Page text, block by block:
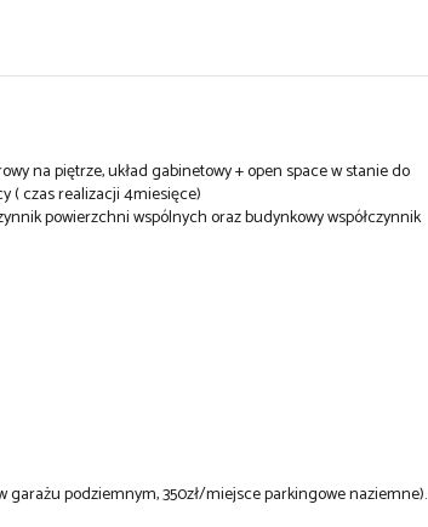
na piętrze, układ gabinetowy + open space w stanie do
( czas realizacji 4miesięce)
powierzchni wspólnych oraz budynkowy współczynnik
podziemnym, 350zł/miejsce parkingowe naziemne).